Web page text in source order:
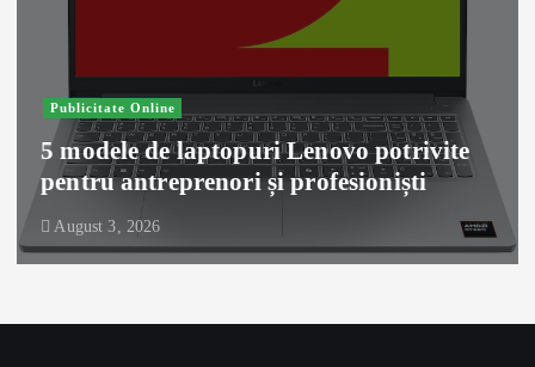
Publicitate Online
5 modele de laptopuri Lenovo potrivite
pentru antreprenori și profesioniști
August 3, 2026